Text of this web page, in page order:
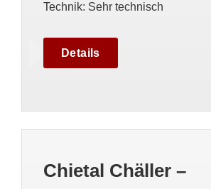
Technik: Sehr technisch
Details
Chietal Chäller –